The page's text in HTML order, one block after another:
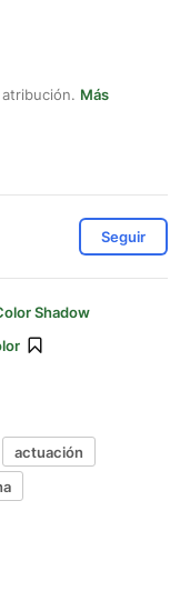
Más
Seguir
Shadow
actuación